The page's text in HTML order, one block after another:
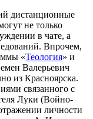
дистанционные
не только
в чате, а
Впрочем,
«Теология» и
Валерьевич
из Красноярска.
связанного с
Луки (Войно-
личности